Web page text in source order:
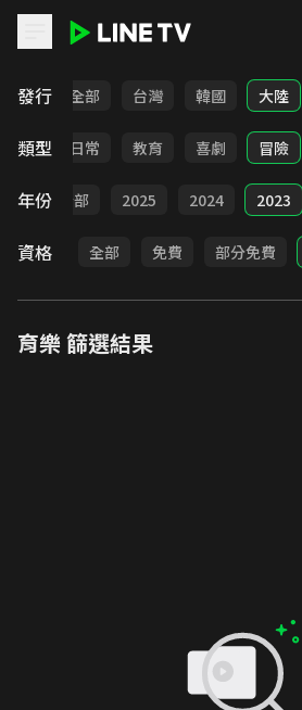
發行 全部 台灣 韓國 大陸
類型
卡通 日常 教育 喜劇 冒險
年份 全部 2025 2024 2023
資格 全部 免費 部分免費
育樂篩選結果